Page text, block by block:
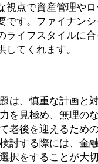
視点で資産管理や
です。ファイナン
ライフスタイルに
てくれます。
は、慎重な計画と
を見極め、無理の
老後を迎えるため
討する際には、金
択をすることが大